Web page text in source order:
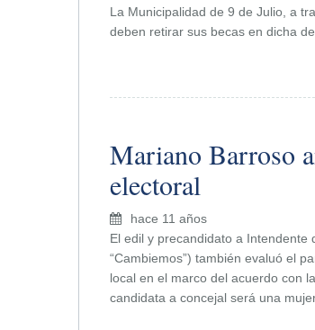
La Municipalidad de 9 de Julio, a
deben retirar sus becas en dicha
Mariano Barroso
electoral
hace 11 años
El edil y precandidato a
“Cambiemos”) también evaluó el
local en el marco del acuerdo con
candidata a concejal será una